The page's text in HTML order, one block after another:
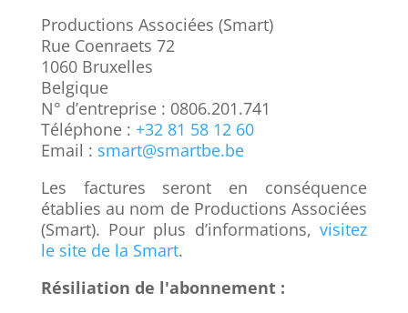
Productions Associées (Smart)
Rue Coenraets 72
1060 Bruxelles
Belgique
N° d’entreprise : 0806.201.741
Téléphone : +32 81 58 12 60
Email : smart@smartbe.be
Les factures seront en conséquence
établies au nom de Productions Associées
(Smart). Pour plus d’informations,visitez
le site de la Smart.
Résiliation de l'abonnement :